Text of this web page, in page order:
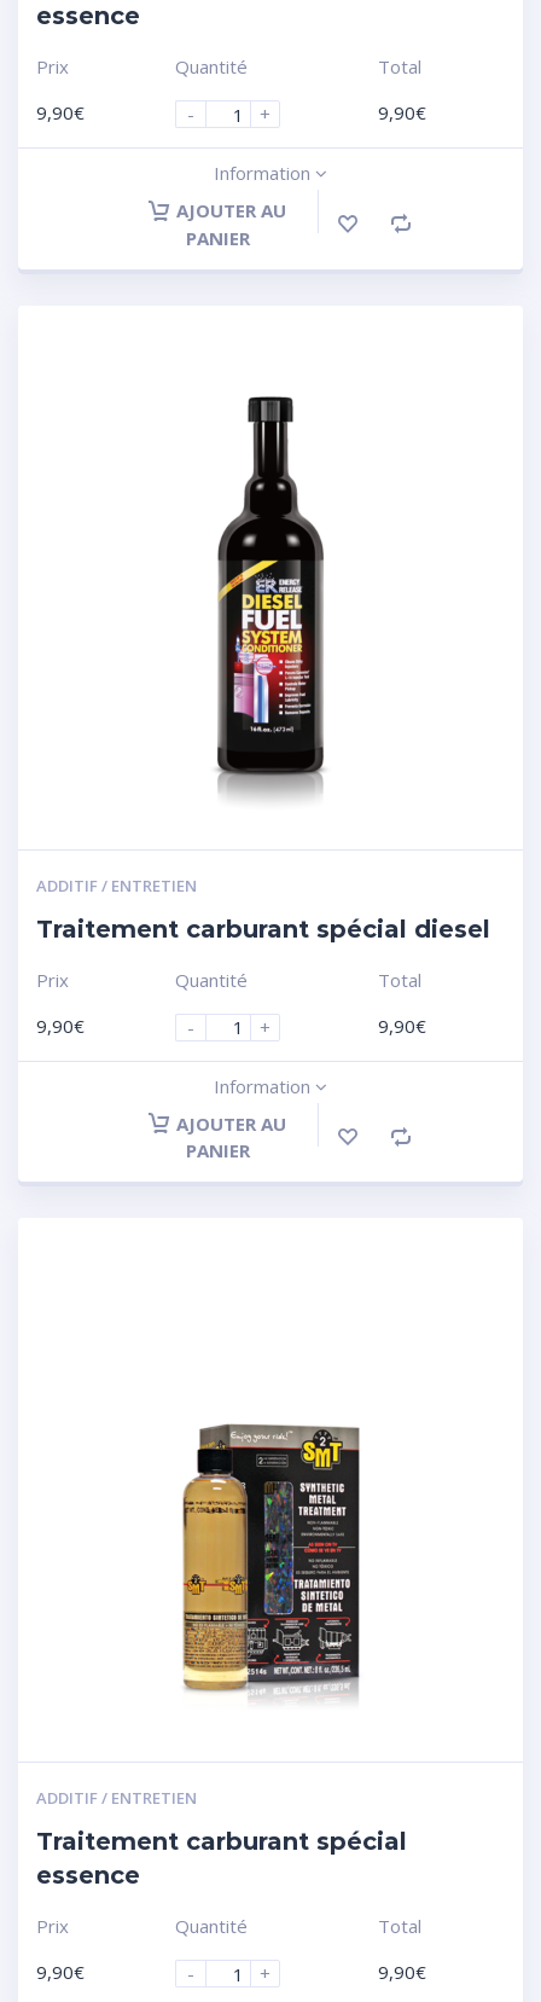
essence
Prix
9,90€
Quantité
-
+
Total
9,90€
Information
AJOUTER AU
PANIER
ADDITIF / ENTRETIEN
Traitement carburant spécial diesel
Prix
9,90€
Quantité
-
+
Total
9,90€
Information
AJOUTER AU
PANIER
ADDITIF / ENTRETIEN
Traitement carburant spécial
essence
Prix
9,90€
Quantité
-
+
Total
9,90€